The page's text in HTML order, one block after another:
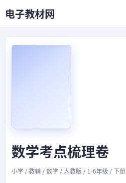
电子教材网
数学考点梳理卷
小学 / 教辅 / 数学 / 人教版 / 1-6年级 / 下册